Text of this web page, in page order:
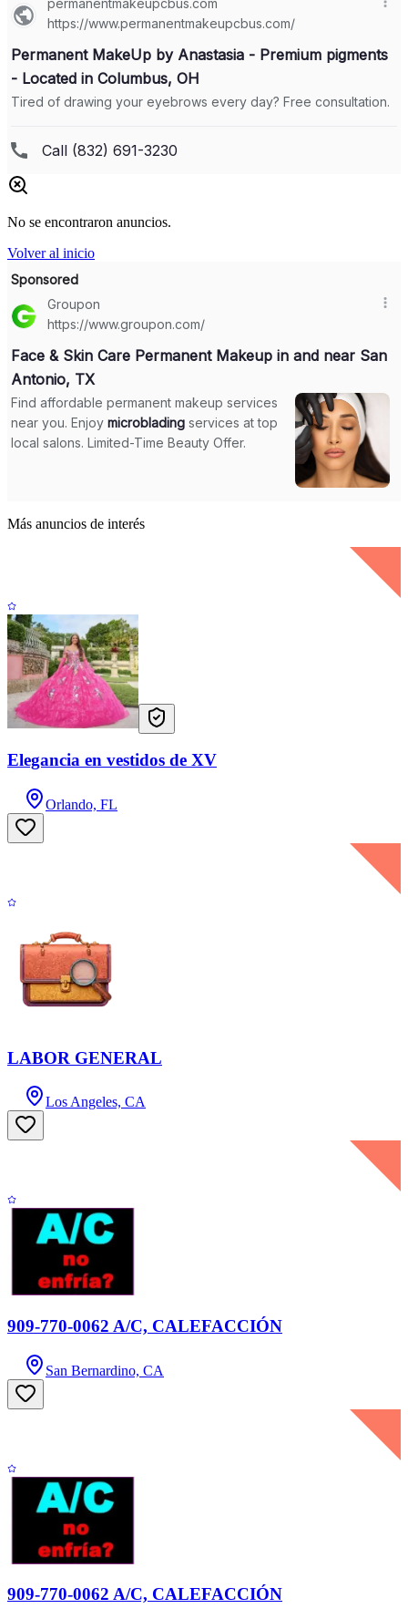
No se encontraron anuncios.
Volver al inicio
Más anuncios de interés
Elegancia en vestidos de XV
Orlando, FL
LABOR GENERAL
Los Angeles, CA
909-770-0062 A/C, CALEFACCIÓN
San Bernardino, CA
909-770-0062 A/C, CALEFACCIÓN